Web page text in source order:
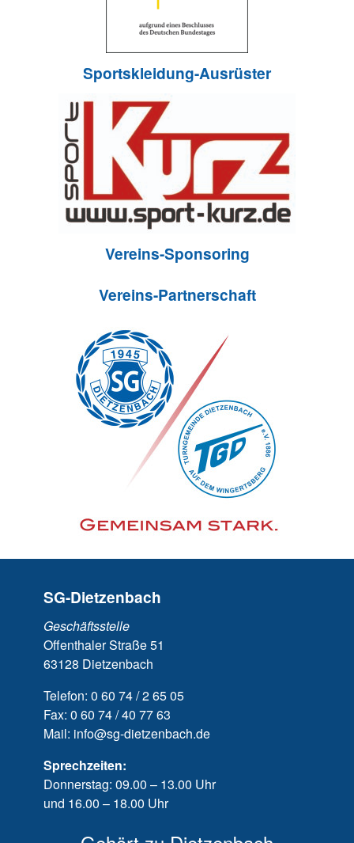
Sportskleidung-Ausrüster
Vereins-Sponsoring
Vereins-Partnerschaft
SG-Dietzenbach
Geschäftsstelle
Offenthaler Straße 51
63128 Dietzenbach
Telefon: 0 60 74 / 2 65 05
Fax: 0 60 74 / 40 77 63
Mail: info@sg-dietzenbach.de
Sprechzeiten:
Donnerstag: 09.00 – 13.00 Uhr
und 16.00 – 18.00 Uhr